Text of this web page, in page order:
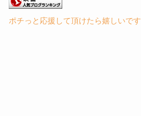
ポチっと応援して頂けたら嬉しいです